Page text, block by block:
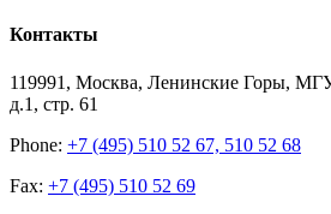
Контакты
119991, Москва, Ленинские Горы,
д.1, стр. 61
Phone: +7 (495) 510 52 67, 510 52 68
Fax: +7 (495) 510 52 69